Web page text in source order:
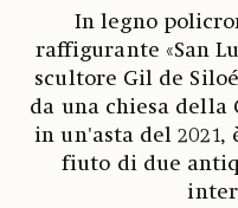
In legno
raffigurante «San
scultore Gil de
da una chiesa della
in un'asta del
fiuto di due